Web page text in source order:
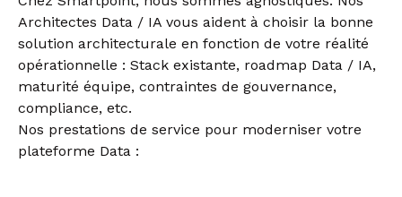
Architectes Data / IA vous aident à choisir la bonne
solution architecturale en fonction de votre réalité
opérationnelle : Stack existante, roadmap Data / IA,
maturité équipe, contraintes de gouvernance,
compliance, etc.
Nos prestations de service pour moderniser votre
plateforme Data :